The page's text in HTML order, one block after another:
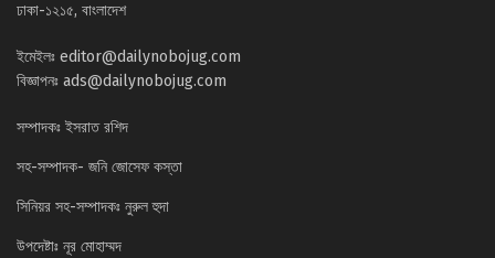
ঢাকা-১২১৫, বাংলাদেশ
ইমেইলঃ editor@dailynobojug.com
বিজ্ঞাপনঃ ads@dailynobojug.com
সম্পাদকঃ ইসরাত রশিদ
সহ-সম্পাদক- জনি জোসেফ কস্তা
সিনিয়র সহ-সম্পাদকঃ নুরুল হুদা
উপদেষ্টাঃ নূর মোহাম্মদ